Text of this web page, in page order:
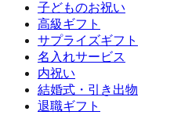
子どものお祝い
高級ギフト
サプライズギフト
名入れサービス
内祝い
結婚式・引き出物
退職ギフト